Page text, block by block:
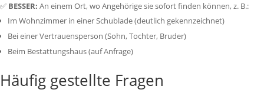
✅ BESSER: An einem Ort, wo Angehörige sie sofort finden können, z. B.:
Im Wohnzimmer in einer Schublade (deutlich gekennzeichnet)
Bei einer Vertrauensperson (Sohn, Tochter, Bruder)
Beim Bestattungshaus (auf Anfrage)
Häufig gestellte Fragen